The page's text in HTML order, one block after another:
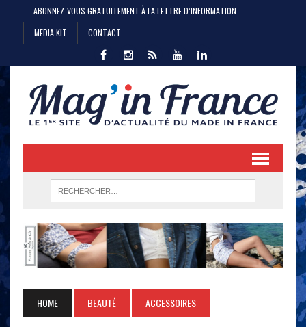
ABONNEZ-VOUS GRATUITEMENT À LA LETTRE D’INFORMATION
MEDIA KIT
CONTACT
HOME BEAUTÉ ACCESSOIRES